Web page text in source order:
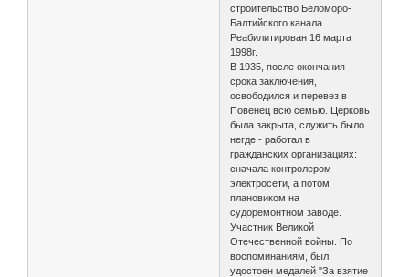
строительство Беломоро-
Балтийского канала.
Реабилитирован 16 марта
1998г.
В 1935, после окончания
срока заключения,
освободился и перевез в
Повенец всю семью. Церковь
была закрыта, служить было
негде - работал в
гражданских организациях:
сначала контролером
электросети, а потом
плановиком на
судоремонтном заводе.
Участник Великой
Отечественной войны. По
воспоминаниям, был
удостоен медалей "За взятие